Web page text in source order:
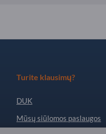
Turite klausimų?
DUK
Mūsų siūlomos paslaugos